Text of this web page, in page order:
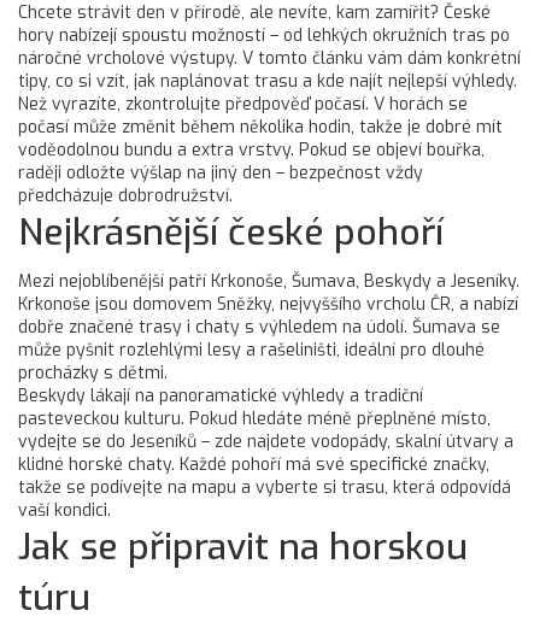
Chcete strávit den v přírodě, ale nevíte, kam zamířit? České
hory nabízejí spoustu možností – od lehkých okružních tras po
náročné vrcholové výstupy. V tomto článku vám dám konkrétní
tipy, co si vzít, jak naplánovat trasu a kde najít nejlepší výhledy.
Než vyrazíte, zkontrolujte předpověď počasí. V horách se
počasí může změnit během několika hodin, takže je dobré mít
voděodolnou bundu a extra vrstvy. Pokud se objeví bouřka,
raději odložte výšlap na jiný den – bezpečnost vždy
předcházuje dobrodružství.
Nejkrásnější české pohoří
Mezi nejoblíbenější patří Krkonoše, Šumava, Beskydy a Jeseníky.
Krkonoše jsou domovem Sněžky, nejvyššího vrcholu ČR, a nabízí
dobře značené trasy i chaty s výhledem na údolí. Šumava se
může pyšnit rozlehlými lesy a rašeliništi, ideální pro dlouhé
procházky s dětmi.
Beskydy lákají na panoramatické výhledy a tradiční
pasteveckou kulturu. Pokud hledáte méně přeplněné místo,
vydejte se do Jeseníků – zde najdete vodopády, skalní útvary a
klidné horské chaty. Každé pohoří má své specifické značky,
takže se podívejte na mapu a vyberte si trasu, která odpovídá
vaší kondici.
Jak se připravit na horskou
túru